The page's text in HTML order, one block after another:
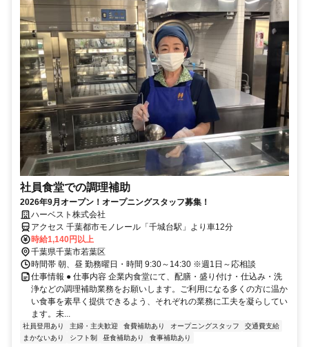
社員食堂での調理補助
2026年9月オープン！オープニングスタッフ募集！
ハーベスト株式会社
アクセス 千葉都市モノレール「千城台駅」より車12分
時給1,140円以上
千葉県千葉市若葉区
時間帯 朝、昼 勤務曜日・時間 9:30～14:30 ※週1日～応相談
仕事情報 ● 仕事内容 企業内食堂にて、配膳・盛り付け・仕込み・洗
浄などの調理補助業務をお願いします。ご利用になる多くの方に温か
い食事を素早く提供できるよう、それぞれの業務に工夫を凝らしてい
ます。未...
社員登用あり 主婦・主夫歓迎 食費補助あり オープニングスタッフ
交通費支給
まかないあり
シフト制 昼食補助あり 食事補助あり